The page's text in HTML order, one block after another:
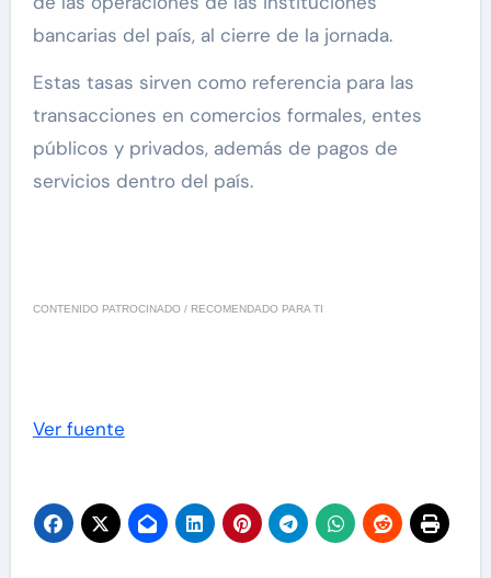
bancarias del país, al cierre de la jornada.
Estas tasas sirven como referencia para las
transacciones en comercios formales, entes
públicos y privados, además de pagos de
servicios dentro del país.
CONTENIDO PATROCINADO / RECOMENDADO PARA TI
Ver fuente